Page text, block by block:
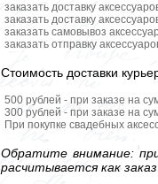
заказать доставку
заказать доставку
заказать самовывоз
заказать отправку
Стоимость доставки
500 рублей - при заказе на
300 рублей - при заказе на
При покупке свадебных
Обратите внимание:
расчитывается как